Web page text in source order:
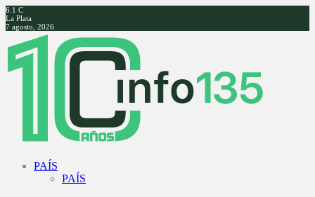
6.1 C
La Plata
7 agosto, 2026
Facebook
Twitter
Instagram
Youtube
PAÍS
PAÍS